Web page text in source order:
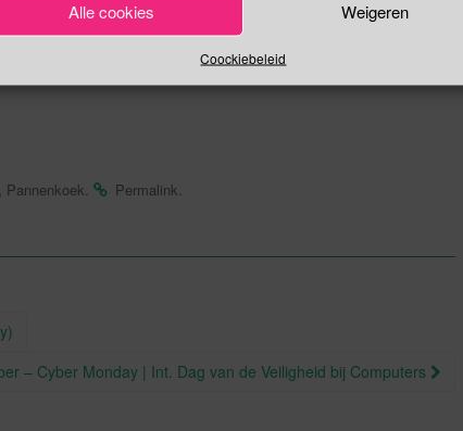
Alle cookies Weigeren
Coockiebeleid
, Pannenkoek. Permalink.
– Cyber Monday | Int. Dag van de Veiligheid bij Computers